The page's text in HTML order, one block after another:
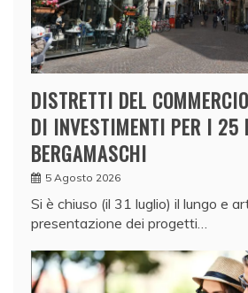
DISTRETTI DEL
DI INVESTIMENTI PER I 25
BERGAMASCHI
5 Agosto 2026
Si è chiuso (il 31 luglio) il lungo e
presentazione dei progetti…